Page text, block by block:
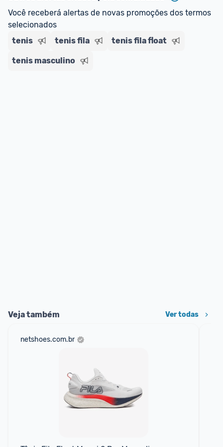
Entrega Expressa: A partir de 2 dias úteis.*
*Confira aqui
Você receberá alertas de novas promoções dos termos
selecionados
tenis
tenis fila tenis fila float
tenis masculino
Veja também Ver todas
netshoes.com.br